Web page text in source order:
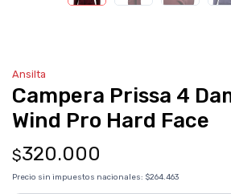
Ansilta
Campera Prissa 4
Wind Pro Hard Face
$320.000
Precio sin impuestos nacionales: $264.463